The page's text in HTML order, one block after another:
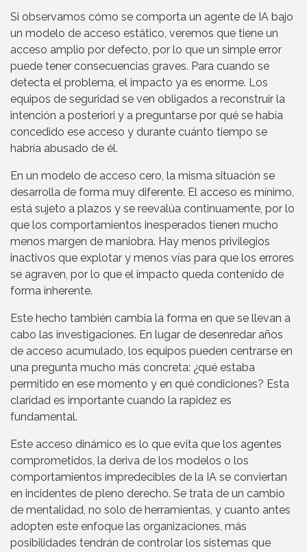
Si observamos cómo se comporta un agente de IA bajo
un modelo de acceso estático, veremos que tiene un
acceso amplio por defecto, por lo que un simple error
puede tener consecuencias graves. Para cuando se
detecta el problema, el impacto ya es enorme. Los
equipos de seguridad se ven obligados a reconstruir la
intención a posteriori y a preguntarse por qué se había
concedido ese acceso y durante cuánto tiempo se
habría abusado de él.
En un modelo de acceso cero, la misma situación se
desarrolla de forma muy diferente. El acceso es mínimo,
está sujeto a plazos y se reevalúa continuamente, por lo
que los comportamientos inesperados tienen mucho
menos margen de maniobra. Hay menos privilegios
inactivos que explotar y menos vías para que los errores
se agraven, por lo que el impacto queda contenido de
forma inherente.
Este hecho también cambia la forma en que se llevan a
cabo las investigaciones. En lugar de desenredar años
de acceso acumulado, los equipos pueden centrarse en
una pregunta mucho más concreta: ¿qué estaba
permitido en ese momento y en qué condiciones? Esta
claridad es importante cuando la rapidez es
fundamental.
Este acceso dinámico es lo que evita que los agentes
comprometidos, la deriva de los modelos o los
comportamientos impredecibles de la IA se conviertan
en incidentes de pleno derecho. Se trata de un cambio
de mentalidad, no solo de herramientas, y cuanto antes
adopten este enfoque las organizaciones, más
posibilidades tendrán de controlar los sistemas que